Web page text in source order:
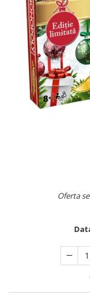
Jocuri pentru o
Jocuri pentru 2
Game cunoscute
Carcassonne
Catan
Cluedo
Jocuri de masa
Jocuri de societate
Vezi toate jocurile
Vezi toate
Oferta